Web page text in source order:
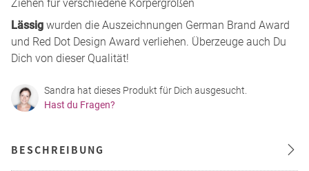
Ziehen für verschiedene Körpergrößen
Lässig wurden die Auszeichnungen German Brand Award
und Red Dot Design Award verliehen. Überzeuge auch Du
Dich von dieser Qualität!
Sandra hat dieses Produkt für Dich ausgesucht.
Hast du Fragen?
BESCHREIBUNG